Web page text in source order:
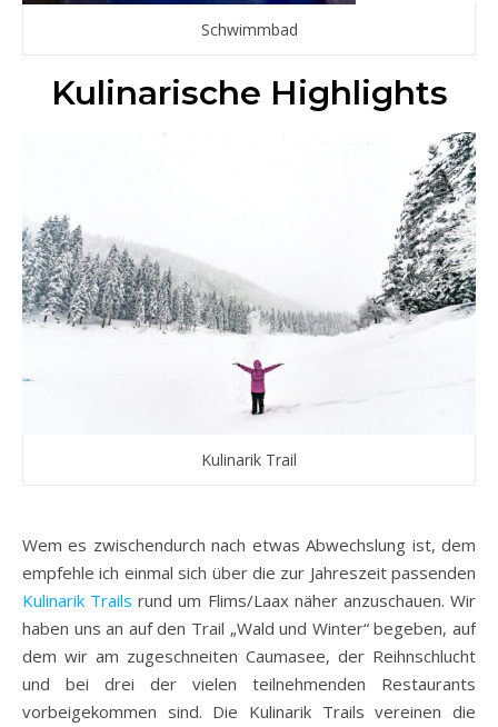
Schwimmbad
Kulinarische Highlights
Kulinarik Trail
Wem es zwischendurch nach etwas Abwechslung ist, dem
empfehle ich einmal sich über die zur Jahreszeit passenden
Kulinarik Trails rund um Flims/Laax näher anzuschauen. Wir
haben uns an auf den Trail „Wald und Winter“ begeben, auf
dem wir am zugeschneiten Caumasee, der Reihnschlucht
und bei drei der vielen teilnehmenden Restaurants
vorbeigekommen sind. Die Kulinarik Trails vereinen die